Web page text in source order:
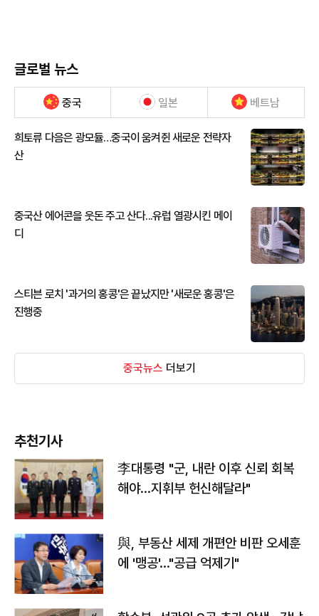
글로벌 뉴스
중국 일본 베트남
희토류 다음은 광모듈…중국이 움켜쥔 새로운 전략자
산
중국산 에어콘을 웃돈 주고 산다...유럽 열광시킨 메이
디
스티븐 로치 '과거의 홍콩'은 끝났지만 '새로운 홍콩'은
진행중
중국뉴스 더보기
추천기사
李대통령 "군, 내란 이후 신뢰 회복
해야…지휘부 헌신해달라"
與, 부동산 세제 개편안 비판 오세훈
에 '맹공'…"공급 억제기"